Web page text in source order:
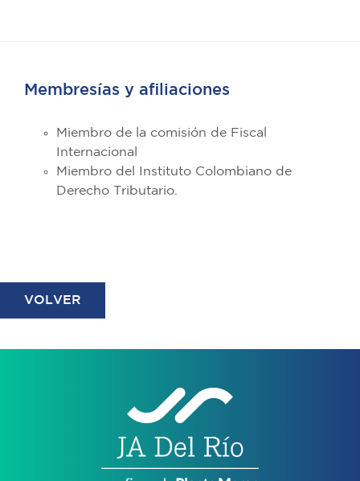
Membresías y afiliaciones
Miembro de la comisión de Fiscal
Internacional
Miembro del Instituto Colombiano de
Derecho Tributario.
VOLVER